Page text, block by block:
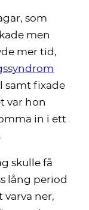
som
men
mer tid,
samt fixade
var hon
in i ett
skulle få
lång period
varva ner,